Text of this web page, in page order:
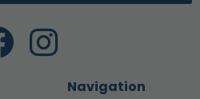
Navigation